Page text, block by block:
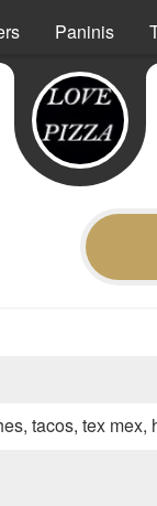
Paninis
tacos, tex mex,